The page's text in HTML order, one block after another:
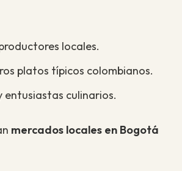
locales.
platos típicos colombianos.
culinarios.
mercados locales en Bogotá